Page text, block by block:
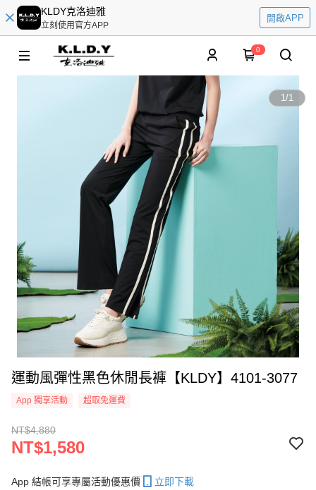
KLDY克洛迪雅
立刻使用官方APP
開啟APP
0
1/1
運動風彈性黑色休閒長褲【KLDY】4101-3077
App 獨享活動 超取免運費
NT$4,880
NT$1,580
App 結帳可享專屬活動優惠價 立即下載